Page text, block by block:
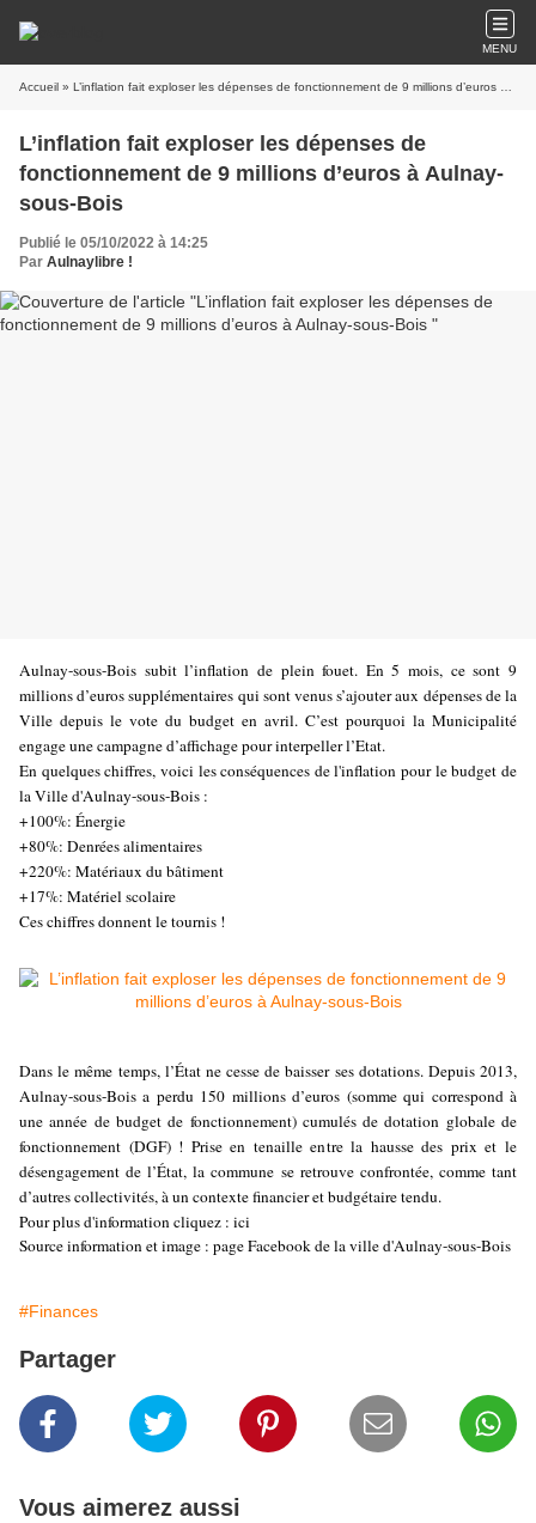
MENU
Accueil » L’inflation fait exploser les dépenses de fonctionnement de 9 millions d’euros à Aulnay-sous-Bois
L’inflation fait exploser les dépenses de
fonctionnement de 9 millions d’euros à Aulnay-
sous-Bois
Publié le 05/10/2022 à 14:25
Par Aulnaylibre !
Aulnay-sous-Bois subit l’inflation de plein fouet. En 5 mois, ce sont 9
millions d’euros supplémentaires qui sont venus s’ajouter aux dépenses de la
Ville depuis le vote du budget en avril. C’est pourquoi la Municipalité
engage une campagne d’affichage pour interpeller l’Etat.
En quelques chiffres, voici les conséquences de l'inflation pour le budget de
la Ville d'Aulnay-sous-Bois :
+100%: Énergie
+80%: Denrées alimentaires
+220%: Matériaux du bâtiment
+17%: Matériel scolaire
Ces chiffres donnent le tournis !
Dans le même temps, l’État ne cesse de baisser ses dotations. Depuis 2013,
Aulnay-sous-Bois a perdu 150 millions d’euros (somme qui correspond à
une année de budget de fonctionnement) cumulés de dotation globale de
fonctionnement (DGF) ! Prise en tenaille entre la hausse des prix et le
désengagement de l’État, la commune se retrouve confrontée, comme tant
d’autres collectivités, à un contexte financier et budgétaire tendu.
Pour plus d'information cliquez : ici
Source information et image : page Facebook de la ville d'Aulnay-sous-Bois
#Finances
Partager
Vous aimerez aussi